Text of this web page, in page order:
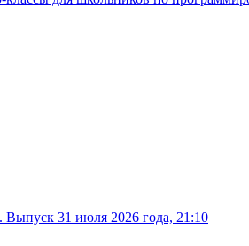
31 июля 2026 года, 21:10